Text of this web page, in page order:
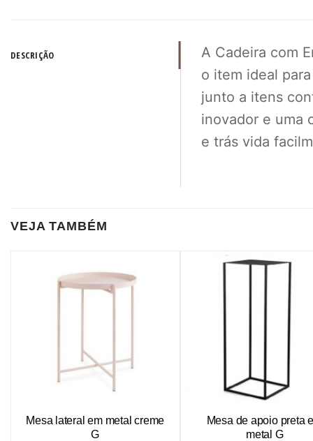
DESCRIÇÃO
A Cadeira com
o item ideal
junto a itens
inovador e uma
e trás vida
VEJA TAMBÉM
Mesa lateral em metal creme
G
Mesa de apoio preta
metal G